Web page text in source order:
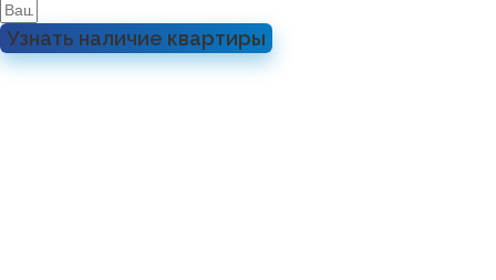
Узнать наличие квартиры